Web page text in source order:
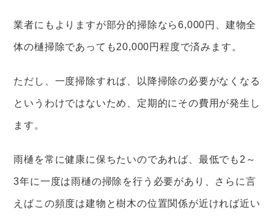
業者にもよりますが部分的掃除なら6,000円、建物全
体の樋掃除であっても20,000円程度で済みます。
ただし、一度掃除すれば、以降掃除の必要がなくなる
というわけではないため、定期的にその費用が発生し
ます。
雨樋を常に健康に保ちたいのであれば、最低でも2～
3年に一度は雨樋の掃除を行う必要があり、さらに言
えばこの頻度は建物と樹木の位置関係が近ければ近い